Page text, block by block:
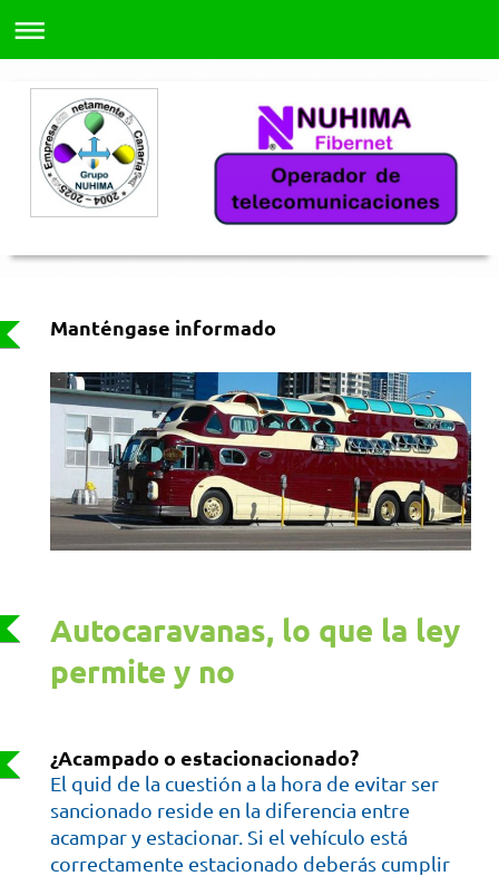
Manténgase informado
Autocaravanas, lo que la ley
permite y no
¿Acampado o estacionacionado?
El quid de la cuestión a la hora de evitar ser
sancionado reside en la diferencia entre
acampar y estacionar. Si el vehículo está
correctamente estacionado deberás cumplir